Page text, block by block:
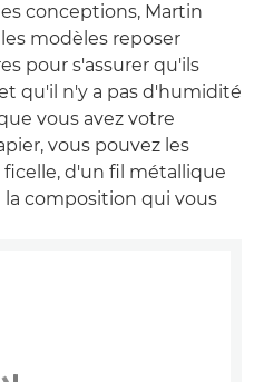
conceptions, Martin
modèles reposer
pour s'assurer qu'ils
qu'il n'y a pas d'humidité
vous avez votre
vous pouvez les
ficelle, d'un fil métallique
composition qui vous